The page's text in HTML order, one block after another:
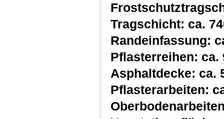
Tragschicht: ca.
Randeinfassung:
Pflasterreihen: ca.
Asphaltdecke: ca.
Pflasterarbeiten: